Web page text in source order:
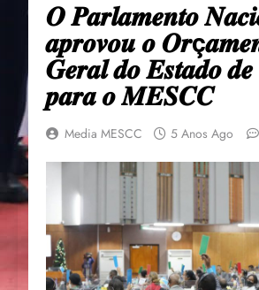
𝑶 𝑷𝒂𝒓𝒍𝒂𝒎𝒆𝒏𝒕𝒐
𝒂𝒑𝒓𝒐𝒗𝒐𝒖 𝒐
𝑮𝒆𝒓𝒂𝒍 𝒅𝒐 𝑬𝒔𝒕𝒂𝒅𝒐
𝒑𝒂𝒓𝒂 𝒐 𝑴𝑬𝑺𝑪𝑪
Media MESCC 5 Anos Ago